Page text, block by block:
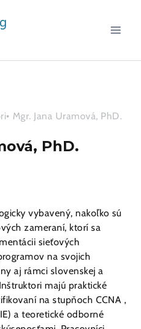
• Mgr. Jana Uramová, PhD.
PhD.
vybavený, nakoľko sú
zameraní, ktorí sa
sieťových
na svojich
aj rámci slovenskej a
majú praktické
na stupňoch CCNA ,
a teoretické odborné